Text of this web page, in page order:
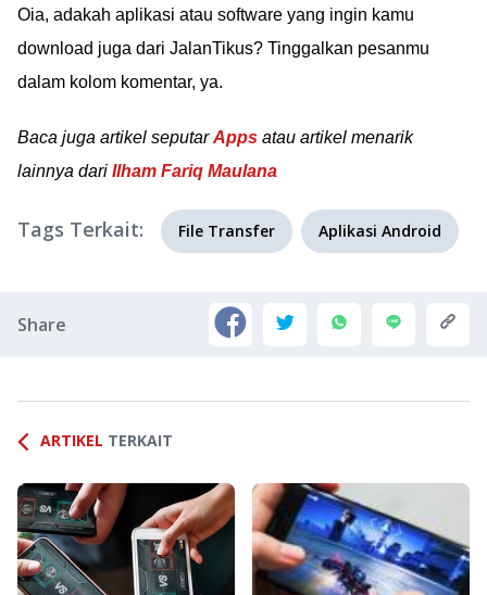
Oia, adakah aplikasi atau software yang ingin kamu
download juga dari JalanTikus? Tinggalkan pesanmu
dalam kolom komentar, ya.
Baca juga artikel seputarApps atau artikel menarik
lainnya dari Ilham Fariq Maulana
Tags Terkait: File Transfer Aplikasi Android
Share
ARTIKEL TERKAIT